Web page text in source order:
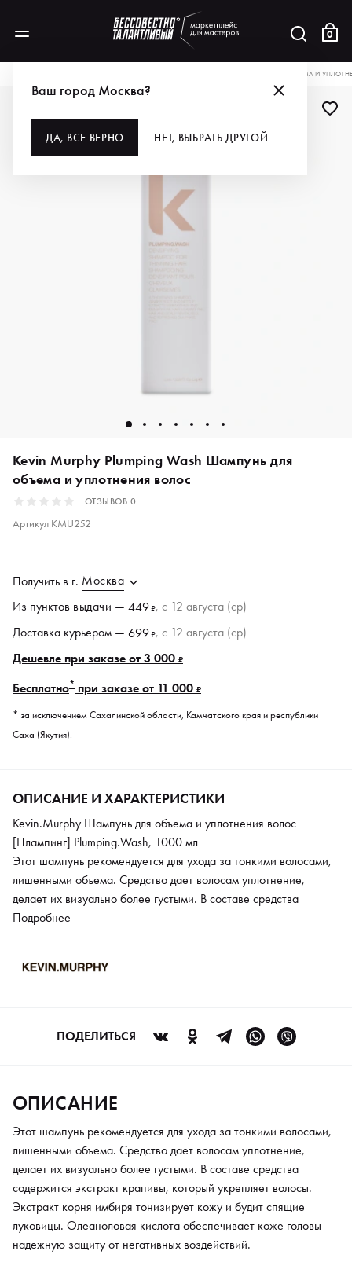
0
Ваш город Москва?
ДА, ВСЕ ВЕРНО НЕТ, ВЫБРАТЬ ДРУГОЙ
KEVIN.MURPHY ШАМПУНЬ ДЛЯ ОБЪЕМА И
БЕСТСЕЛЛЕР
БЕСТСЕЛЛЕР
Kevin Murphy Plumping Wash Шампунь для
объема и уплотнения волос
ОТЗЫВОВ 0
Артикул KMU252
Получить в г. Москва
Из пунктов выдачи — 449₽, c 12 августа (ср)
Доставка курьером — 699₽, c 12 августа (ср)
Дешевле при заказе от 3 000 ₽
Бесплатно* при заказе от 11 000 ₽
* за исключением Сахалинской области, Камчатского края и республики
Саха (Якутия).
ОПИСАНИЕ И ХАРАКТЕРИСТИКИ
Kevin.Murphy Шампунь для объема и уплотнения волос
[Плампинг] Plumping.Wash, 1000 мл
Этот шампунь рекомендуется для ухода за тонкими волосами,
лишенными объема. Средство дает волосам уплотнение,
делает их визуально более густыми. В составе средства
содержится экстракт крапивы, который укрепляет волосы.
надежную защиту от негативных воздействий.
Подробнее
ПОДЕЛИТЬСЯ
ОПИСАНИЕ
Этот шампунь рекомендуется для ухода за тонкими волосами,
лишенными объема. Средство дает волосам уплотнение,
делает их визуально более густыми. В составе средства
содержится экстракт крапивы, который укрепляет волосы.
Экстракт корня имбиря тонизирует кожу и будит спящие
луковицы. Олеаноловая кислота обеспечивает коже головы
надежную защиту от негативных воздействий.